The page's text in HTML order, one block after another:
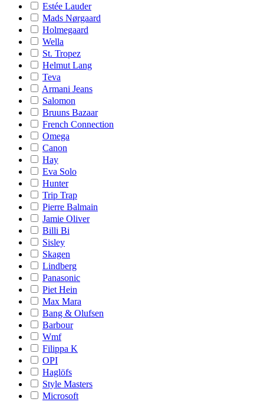
Estée Lauder
Mads Nørgaard
Holmegaard
Wella
St. Tropez
Helmut Lang
Teva
Armani Jeans
Salomon
Bruuns Bazaar
French Connection
Omega
Canon
Hay
Eva Solo
Hunter
Trip Trap
Pierre Balmain
Jamie Oliver
Billi Bi
Sisley
Skagen
Lindberg
Panasonic
Piet Hein
Max Mara
Bang & Olufsen
Barbour
Wmf
Filippa K
OPI
Haglöfs
Style Masters
Microsoft